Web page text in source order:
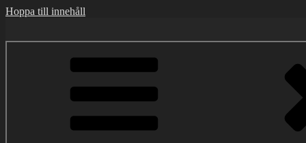
Hoppa till innehåll